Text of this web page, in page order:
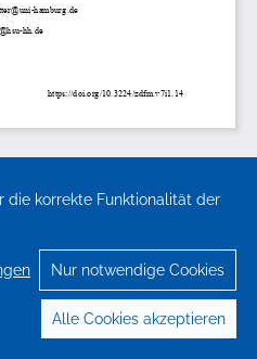
die korrekte Funktionalität der
Nur notwendige Cookies
Alle Cookies akzeptieren